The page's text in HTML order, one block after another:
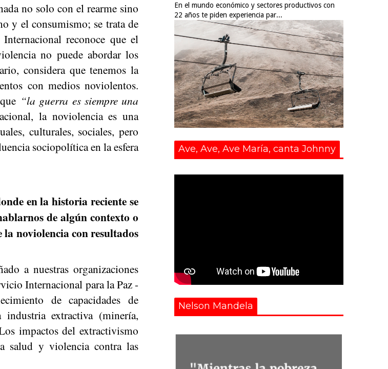
no solo con el rearme sino
y el consumismo; se trata de
reconoce que el
no puede abordar los
considera que tenemos la
con medios noviolentos.
“la guerra es siempre una
la noviolencia es una
culturales, sociales, pero
sociopolítica en la esfera
en la historia reciente se
de algún contexto o
noviolencia con resultados
a nuestras organizaciones
Internacional para la Paz -
de capacidades de
industria extractiva (minería,
impactos del extractivismo
salud y violencia contra las
En el mundo económico y sectores productivos con
22 años te piden experiencia par...
Ave, Ave, Ave María, canta Johnny
Nelson Mandela